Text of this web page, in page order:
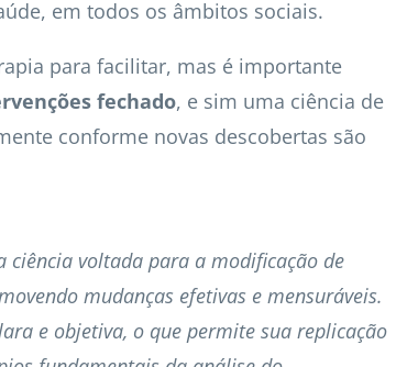
em todos os âmbitos sociais.
para facilitar, mas é importante
fechado, e sim uma ciência de
conforme novas descobertas são
ciência voltada para a modificação de
mudanças efetivas e mensuráveis.
e objetiva, o que permite sua replicação